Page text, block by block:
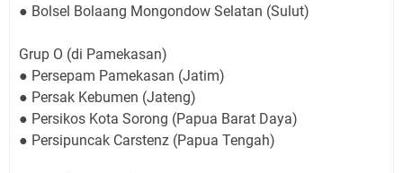
● Bolsel Bolaang Mongondow Selatan (Sulut)
Grup O (di Pamekasan)
● Persepam Pamekasan (Jatim)
● Persak Kebumen (Jateng)
● Persikos Kota Sorong (Papua Barat Daya)
● Persipuncak Carstenz (Papua Tengah)